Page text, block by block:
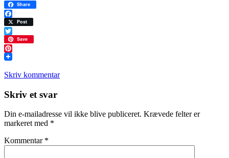
Share
Facebook
Post
Twitter
Save
Pinterest
Skriv kommentar
Læserinteraktioner
Skriv et svar
Din e-mailadresse vil ikke blive publiceret. Krævede felter er
markeret med *
Kommentar *